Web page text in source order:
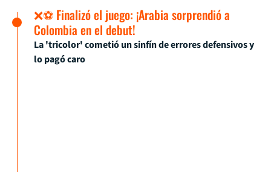
❌⚽ Finalizó el juego: ¡Arabia sorprendió a
Colombia en el debut!
La 'tricolor' cometió un sinfín de errores defensivos y
lo pagó caro